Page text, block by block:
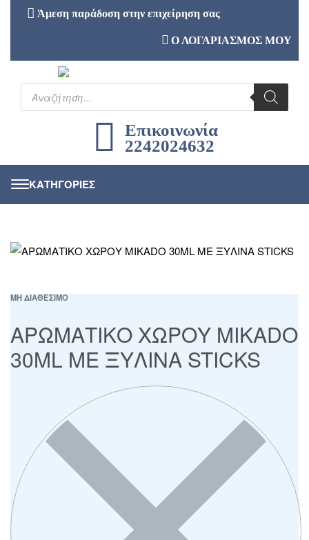
Άμεση παράδοση στην επιχείρηση σας
Ο ΛΟΓΑΡΙΑΣΜΟΣ ΜΟΥ
Επικοινωνία
2242024632
ΜΗ ΔΙΑΘΕΣΙΜΟ
ΑΡΩΜΑΤΙΚΟ ΧΩΡΟΥ MIKADO
30ML ΜΕ ΞΥΛΙΝΑ STICKS